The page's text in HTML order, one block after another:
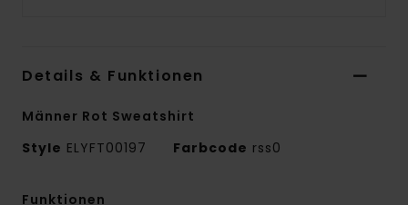
Details & Funktionen
Männer Rot Sweatshirt
Style ELYFT00197 Farbcode rss0
Funktionen